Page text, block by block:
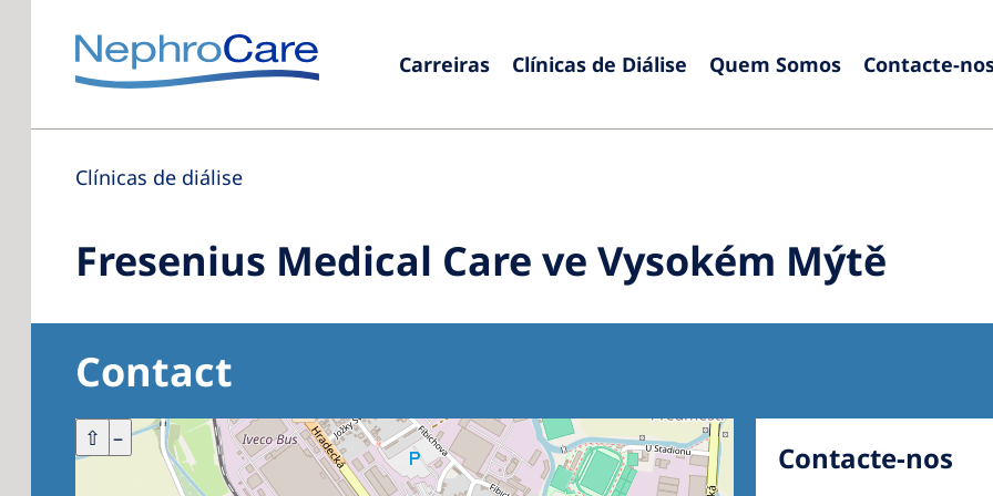
Carreiras Clínicas de Diálise Quem Somos Contacte-
Europe
Germany
Poland
Portugal
Clínicas de diálise
Fresenius Medical Care ve Vysokém Mýtě
Contact
+ –
⇧
Contacte-nos